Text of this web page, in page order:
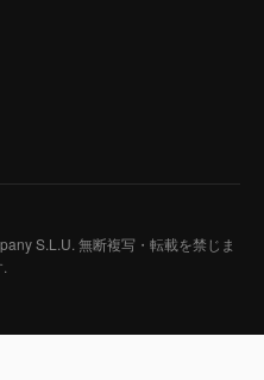
S.L.U. 無断複写・転載を禁じま
.